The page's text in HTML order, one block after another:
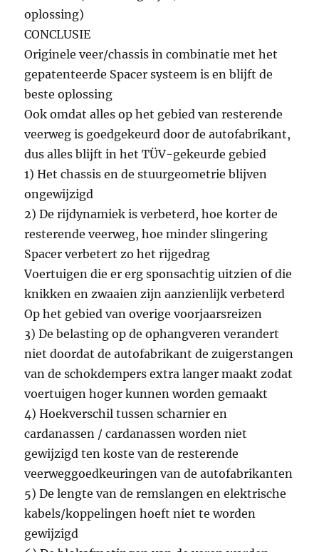
oplossing)
CONCLUSIE
Originele veer/chassis in combinatie met het
gepatenteerde Spacer systeem is en blijft de
beste oplossing
Ook omdat alles op het gebied van resterende
veerweg is goedgekeurd door de autofabrikant,
dus alles blijft in het TÜV-gekeurde gebied
1) Het chassis en de stuurgeometrie blijven
ongewijzigd
2) De rijdynamiek is verbeterd, hoe korter de
resterende veerweg, hoe minder slingering
Spacer verbetert zo het rijgedrag
Voertuigen die er erg sponsachtig uitzien of die
knikken en zwaaien zijn aanzienlijk verbeterd
Op het gebied van overige voorjaarsreizen
3) De belasting op de ophangveren verandert
niet doordat de autofabrikant de zuigerstangen
van de schokdempers extra langer maakt zodat
voertuigen hoger kunnen worden gemaakt
4) Hoekverschil tussen scharnier en
cardanassen / cardanassen worden niet
gewijzigd ten koste van de resterende
veerweggoedkeuringen van de autofabrikanten
5) De lengte van de remslangen en elektrische
kabels/koppelingen hoeft niet te worden
gewijzigd